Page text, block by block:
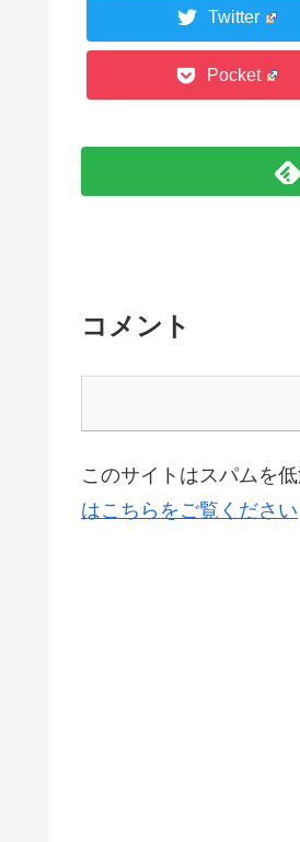
Twitter
Pocket
コメント
このサイトはスパムを
はこちらをご覧ください